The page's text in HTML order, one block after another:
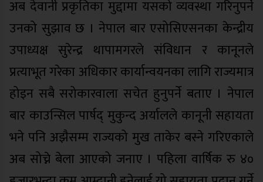
अब देवानी प्रकृतिका मुद्दामा यसको व्यवस्था गरिनुपर्ने
उनको सुझाव छ । नेपाल बार एसोसिएसनका केन्द्रीय
उपाध्यक्ष सुरेन्द्र थापामगरले संविधान र कानूनले
प्रत्याभूत गरेका अधिकार कार्यान्वयनका लागि राज्यमात्र
होइन सबै सरोकारवाला सचेत हुनुपर्ने बताए । नेपाल
बार काउन्सिल पार्षद् मुकुन्द अर्यालले कानूनी सहायता
भने पनि अझैसम्म राज्यको मुख ताकेर बस्ने गरिएकाले
अब सोच्ने बेला आएको जनाए । पहिला वार्षिक रु ४०